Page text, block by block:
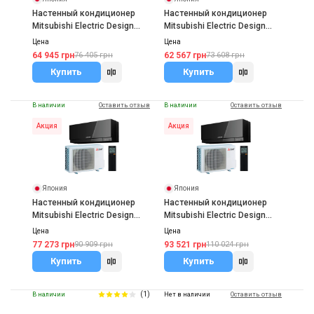
Настенный кондиционер
Mitsubishi Electric Design
Inverter MSZ-
EF25VGKS/MUZ-EF25VG
Цена
64 945 грн76 405 грн
Купить
Настенный кондиционер
Mitsubishi Electric Design
Inverter MSZ-
EF25VGKB/MUZ-EF25VG
Цена
62 567 грн73 608 грн
Купить
В наличии Оставить отзыв
Акция
Япония
Настенный кондиционер
Mitsubishi Electric Design
Inverter MSZ-
EF35VGKB/MUZ-EF35VG
Цена
77 273 грн90 909 грн
Купить
В наличии Оставить отзыв
Акция
Япония
Настенный кондиционер
Mitsubishi Electric Design
Inverter MSZ-
EF42VGKB/MUZ-EF42VG
Цена
93 521 грн110 024 грн
Купить
В наличии (1) Нет в наличии Оставить отзыв